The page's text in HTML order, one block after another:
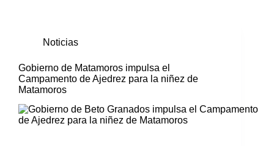
Noticias
Gobierno de Matamoros impulsa el
Campamento de Ajedrez para la niñez de
Matamoros